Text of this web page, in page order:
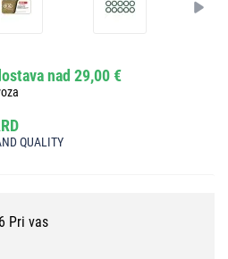
nad 29,00 €
QUALITY
Pri vas